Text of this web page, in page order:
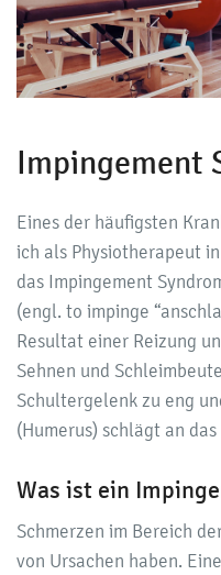
Impingement
Eines der häufigsten
ich als Physiotherapeut
das Impingement
(engl. to impinge
Resultat einer Reizung
Sehnen und
Schultergelenk zu eng
(Humerus) schlägt an
Was ist ein
Schmerzen im Bereich
von Ursachen haben.